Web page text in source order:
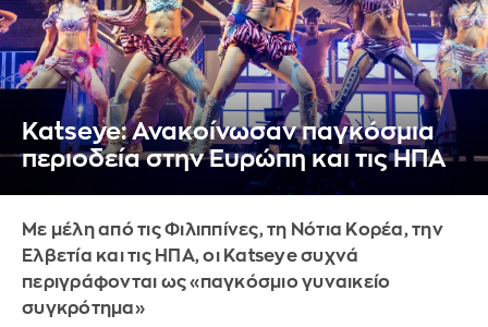
Katseye: Ανακοίνωσαν παγκόσμια
περιοδεία στην Ευρώπη και τις ΗΠΑ
Με μέλη από τις Φιλιππίνες, τη Νότια Κορέα, την
Ελβετία και τις ΗΠΑ, οι Katseye συχνά
περιγράφονται ως «παγκόσμιο γυναικείο
συγκρότημα»